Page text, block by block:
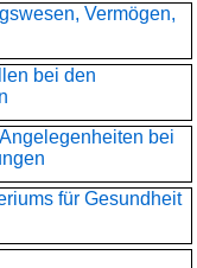
Vermögen,
bei den
bei
für Gesundheit